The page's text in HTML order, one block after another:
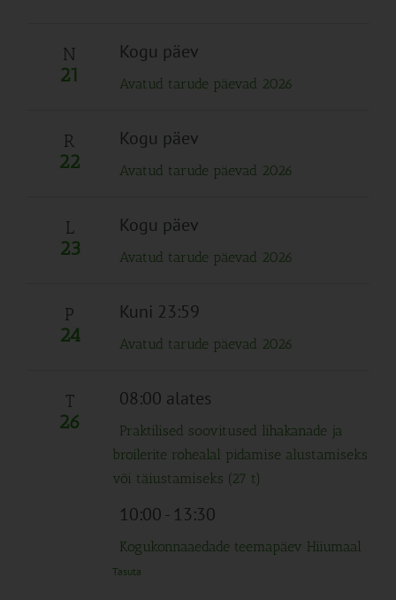
N
21
Kogu päev
Avatud tarude päevad 2026
R
22
Kogu päev
Avatud tarude päevad 2026
L
23
Kogu päev
Avatud tarude päevad 2026
P
24
Kuni 23:59
Avatud tarude päevad 2026
T
26
08:00 alates
Praktilised soovitused lihakanade ja
broilerite rohealal pidamise alustamiseks
või täiustamiseks (27 t)
10:00- 13:30
Kogukonnaaedade teemapäev Hiiumaal
Tasuta